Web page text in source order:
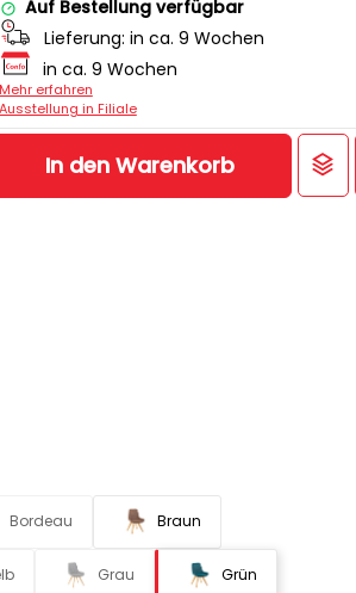
Auf Bestellung verfügbar
Lieferung: in ca. 9 Wochen
in ca. 9 Wochen
Mehr erfahren
Ausstellung in Filiale
In den Warenkorb
Bordeau Braun
Grau Grün